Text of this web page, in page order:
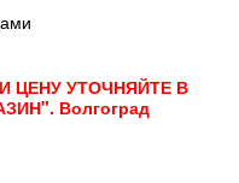
ЦЕНУ УТОЧНЯЙТЕ В
Волгоград